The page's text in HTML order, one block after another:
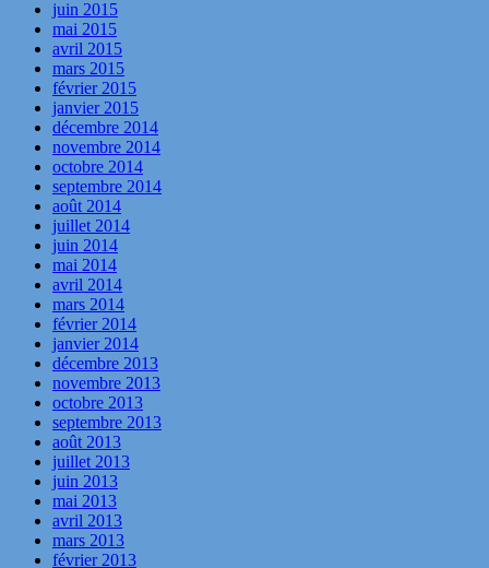
juin 2015
mai 2015
avril 2015
mars 2015
février 2015
janvier 2015
décembre 2014
novembre 2014
octobre 2014
septembre 2014
août 2014
juillet 2014
juin 2014
mai 2014
avril 2014
mars 2014
février 2014
janvier 2014
décembre 2013
novembre 2013
octobre 2013
septembre 2013
août 2013
juillet 2013
juin 2013
mai 2013
avril 2013
mars 2013
février 2013